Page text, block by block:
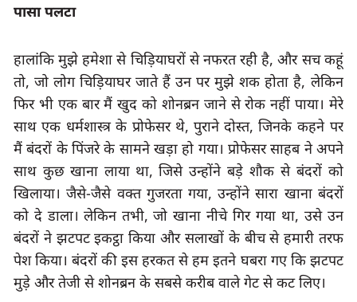
पासा पलटा
हालांकि मुझे हमेशा से चिड़ियाघरों से नफरत रही है, और सच कहूं
तो, जो लोग चिड़ियाघर जाते हैं उन पर मुझे शक होता है, लेकिन
फिर भी एक बार मैं खुद को शोनब्रन जाने से रोक नहीं पाया। मेरे
साथ एक धर्मशास्त्र के प्रोफेसर थे, पुराने दोस्त, जिनके कहने पर
मैं बंदरों के पिंजरे के सामने खड़ा हो गया। प्रोफेसर साहब ने अपने
साथ कुछ खाना लाया था, जिसे उन्होंने बड़े शौक से बंदरों को
खिलाया। जैसे-जैसे वक्त गुजरता गया, उन्होंने सारा खाना बंदरों
को दे डाला। लेकिन तभी, जो खाना नीचे गिर गया था, उसे उन
बंदरों ने झटपट इकट्ठा किया और सलाखों के बीच से हमारी तरफ
पेश किया। बंदरों की इस हरकत से हम इतने घबरा गए कि झटपट
मुड़े और तेजी से शोनब्रन के सबसे करीब वाले गेट से कट लिए।